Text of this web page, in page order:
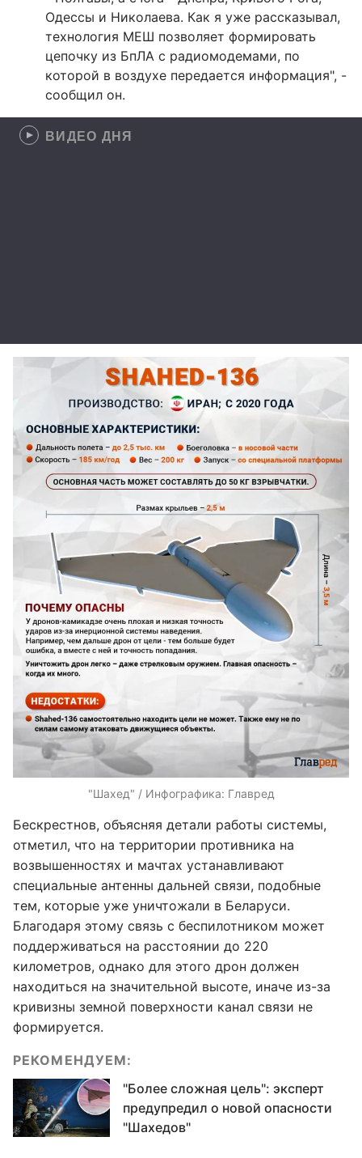
Одессы и Николаева. Как я уже рассказывал,
технология МЕШ позволяет формировать
цепочку из БпЛА с радиомодемами, по
которой в воздухе передается информация", -
сообщил он.
ВИДЕО ДНЯ
"Шахед" / Инфографика: Главред
Бескрестнов, объясняя детали работы системы,
отметил, что на территории противника на
возвышенностях и мачтах устанавливают
специальные антенны дальней связи, подобные
тем, которые уже уничтожали в Беларуси.
Благодаря этому связь с беспилотником может
поддерживаться на расстоянии до 220
километров, однако для этого дрон должен
находиться на значительной высоте, иначе из-за
кривизны земной поверхности канал связи не
формируется.
РЕКОМЕНДУЕМ:
"Более сложная цель": эксперт
предупредил о новой опасности
"Шахедов"